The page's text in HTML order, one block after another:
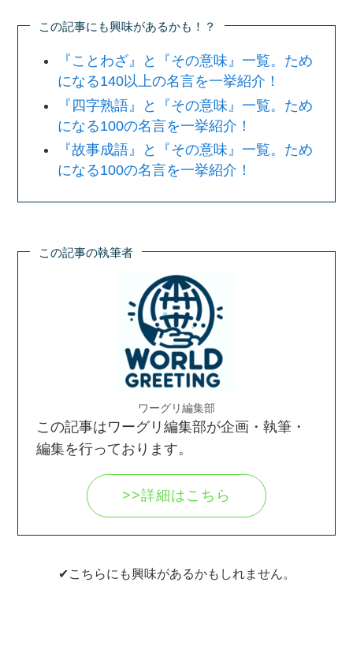
この記事にも興味があるかも！？
『ことわざ』と『その意味』一覧。ため
になる140以上の名言を一挙紹介！
『四字熟語』と『その意味』一覧。ため
になる100の名言を一挙紹介！
『故事成語』と『その意味』一覧。ため
になる100の名言を一挙紹介！
この記事の執筆者
ワーグリ編集部
この記事はワーグリ編集部が企画・執筆・
編集を行っております。
>>詳細はこちら
✔こちらにも興味があるかもしれません。